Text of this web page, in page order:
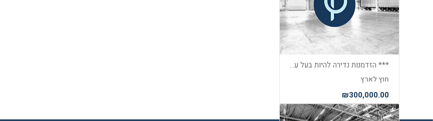
*** הזדמנות נדירה להיות בעל עסק מצליח בחופים היפים של קפריסין***
חוץ לארץ
₪300,000.00